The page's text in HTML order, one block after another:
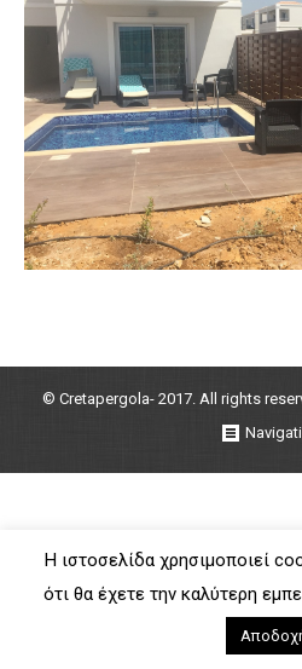
© Cretapergola- 2017. All rights
Η ιστοσελίδα χρησιμοποιεί
ότι θα έχετε την καλύτερη